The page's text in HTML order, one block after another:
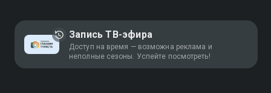
Запись ТВ-эфира
Доступ на время — возможна реклама и
неполные сезоны. Успейте посмотреть!